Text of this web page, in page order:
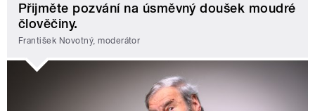
Přijměte pozvání na úsměvný doušek moudré
člověčiny.
František Novotný, moderátor